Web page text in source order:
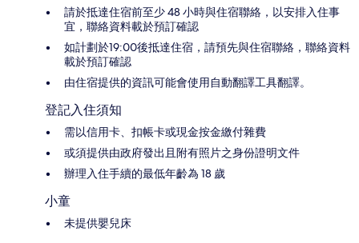
請於抵達住宿前至少 48 小時與住宿聯絡，以安排入住事
宜，聯絡資料載於預訂確認
如計劃於19:00後抵達住宿，請預先與住宿聯絡，聯絡資料
載於預訂確認
由住宿提供的資訊可能會使用自動翻譯工具翻譯。
登記入住須知
需以信用卡、扣帳卡或現金按金繳付雜費
或須提供由政府發出且附有照片之身份證明文件
辦理入住手續的最低年齡為 18 歲
小童
未提供嬰兒床